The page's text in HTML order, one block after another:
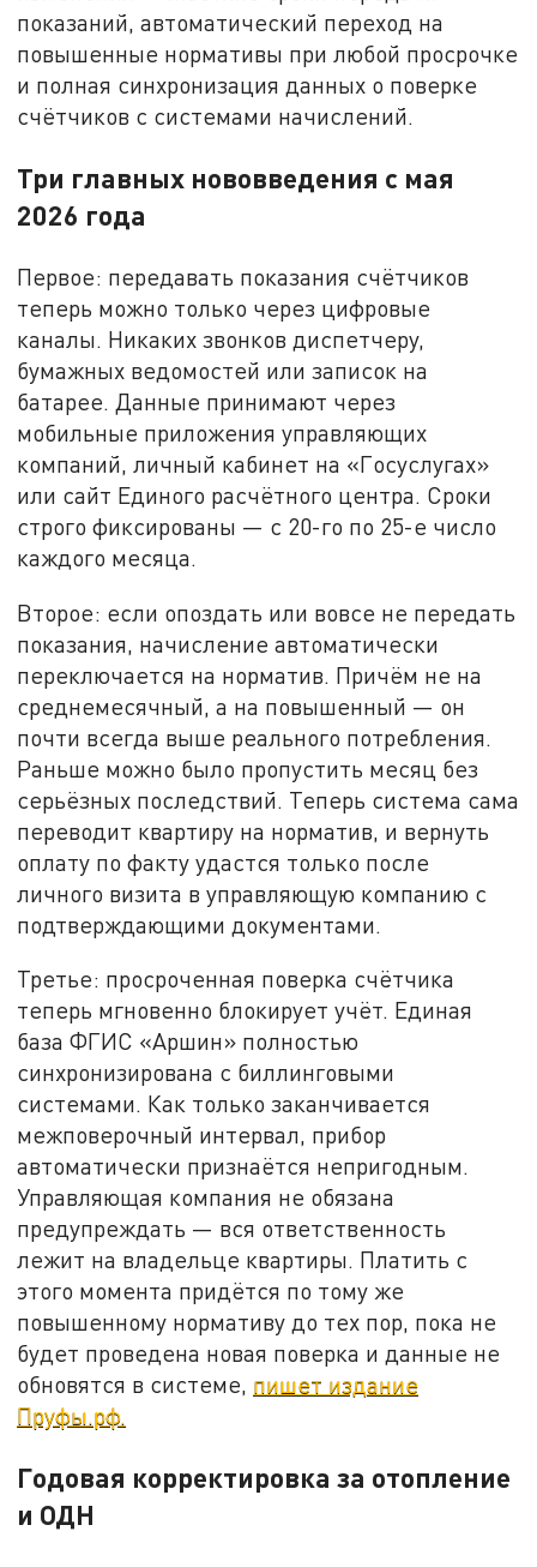
показаний, автоматический переход на
повышенные нормативы при любой просрочке
и полная синхронизация данных о поверке
счётчиков с системами начислений.
Три главных нововведения с мая
2026 года
Первое: передавать показания счётчиков
теперь можно только через цифровые
каналы. Никаких звонков диспетчеру,
бумажных ведомостей или записок на
батарее. Данные принимают через
мобильные приложения управляющих
компаний, личный кабинет на «Госуслугах»
или сайт Единого расчётного центра. Сроки
строго фиксированы — с 20-го по 25-е число
каждого месяца.
Второе: если опоздать или вовсе не передать
показания, начисление автоматически
переключается на норматив. Причём не на
среднемесячный, а на повышенный — он
почти всегда выше реального потребления.
Раньше можно было пропустить месяц без
серьёзных последствий. Теперь система сама
переводит квартиру на норматив, и вернуть
оплату по факту удастся только после
личного визита в управляющую компанию с
подтверждающими документами.
Третье: просроченная поверка счётчика
теперь мгновенно блокирует учёт. Единая
база ФГИС «Аршин» полностью
синхронизирована с биллинговыми
системами. Как только заканчивается
межповерочный интервал, прибор
автоматически признаётся непригодным.
Управляющая компания не обязана
предупреждать — вся ответственность
лежит на владельце квартиры. Платить с
этого момента придётся по тому же
повышенному нормативу до тех пор, пока не
будет проведена новая поверка и данные не
обновятся в системе, пишет издание
Пруфы.рф.
Годовая корректировка за отопление
и ОДН